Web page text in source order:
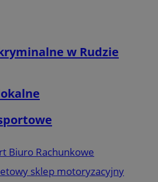
w Rudzie
Biuro Rachunkowe
sklep motoryzacyjny